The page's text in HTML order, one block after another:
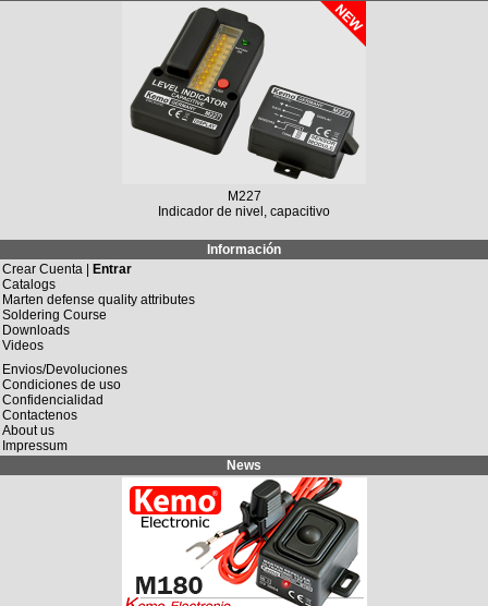
M227
Indicador de nivel, capacitivo
Información
Crear Cuenta | Entrar
Catalogs
Marten defense quality attributes
Soldering Course
Downloads
Videos
Envios/Devoluciones
Condiciones de uso
Confidencialidad
Contactenos
About us
Impressum
News